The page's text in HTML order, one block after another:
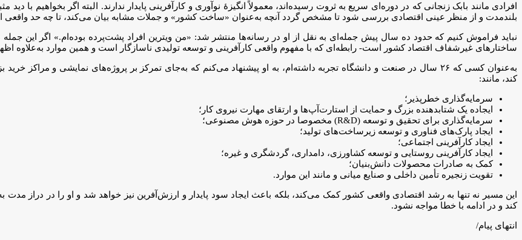
افرادی مانند بابک زنجانی که در دوره‌ای سریع به ثروت رسیده‌اند، معمولاً انگیزهٔ نوآوری و کارآفرینی پایدار ندارند. البته اگر بخواهیم با دید
بلندمدت و از منظر عینی اقتصادی بررسی شود تا مشخص گردد آنچه به‌عنوان «ساخت کشور» و جملات مشابه بیان می‌کند، تا چه حد واقعی
نباید فراموش کنیم که حدود ده سال پیش جمله‌ای به نقل از او در رسانه‌ها منتشر شد: «من ویترین افراد پشت‌پرده بوده‌ام.» اگر این
ساختارهای غیرشفاف اقتصاد کشور است- رابطه‌ای که با مفهوم واقعی کارآفرینی و توسعه تولیدی ناسازگار است و همین موارد به‌علاوه
به‌عنوان کسی که ۲۶ سال در صنعت و دانشگاه تجربه داشته‌ام، به او پیشنهاد می‌کنم که به‌جای تمرکز بر پروژه‌های نمایشی و
کند، مانند:
سرمایه‌گذاری خطرپذیر؛
ایجاده یک شتابدهنده بزرگ و حمایت از استارت‌آپ‌ها و ارتقای مهارت نیروی کار؛
سرمایه‌گذاری برای تحقیق و توسعه (R&D) مخصوصا در حوزه هوش مصنوعی؛
ایجاد پارک‌های فناوری و توسعه زیرساخت‌های تولید؛
ایجاد کارآفرینی اجتماعی؛
ایجاد کارآفرینی روستایی و توسعه کشاورزی، دامداری، گردشگری و غیره؛
کمک به صادرات محصولات دانش‌بنیان؛
تقویت زنجیره تأمین داخلی و صنایع میانی و مانند این موارد.
این مسیر نه تنها به رشد اقتصادی واقعی کشور کمک می‌کند، بلکه باعث ایجاد سود پایدار و ارزش‌آفرین نیز خواهد شد و او را در دراز
کند و در ادامه با خطا مواجه نشود.
انتهای پیام/